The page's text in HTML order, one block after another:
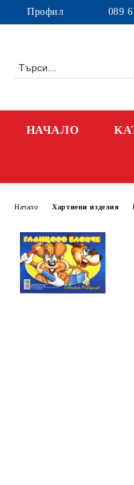
Профил 089
НАЧАЛО
Начало Хартиени изделия